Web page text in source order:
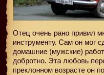
Отец очень рано привил
инструменту. Сам он мог
домашние (мужские)
добротно. Эта любовь
преклонном возрасте он